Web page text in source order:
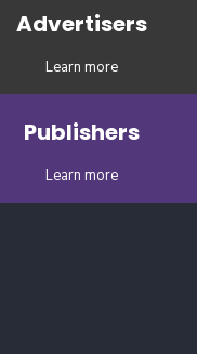
Advertisers
Learn more
Publishers
Learn more